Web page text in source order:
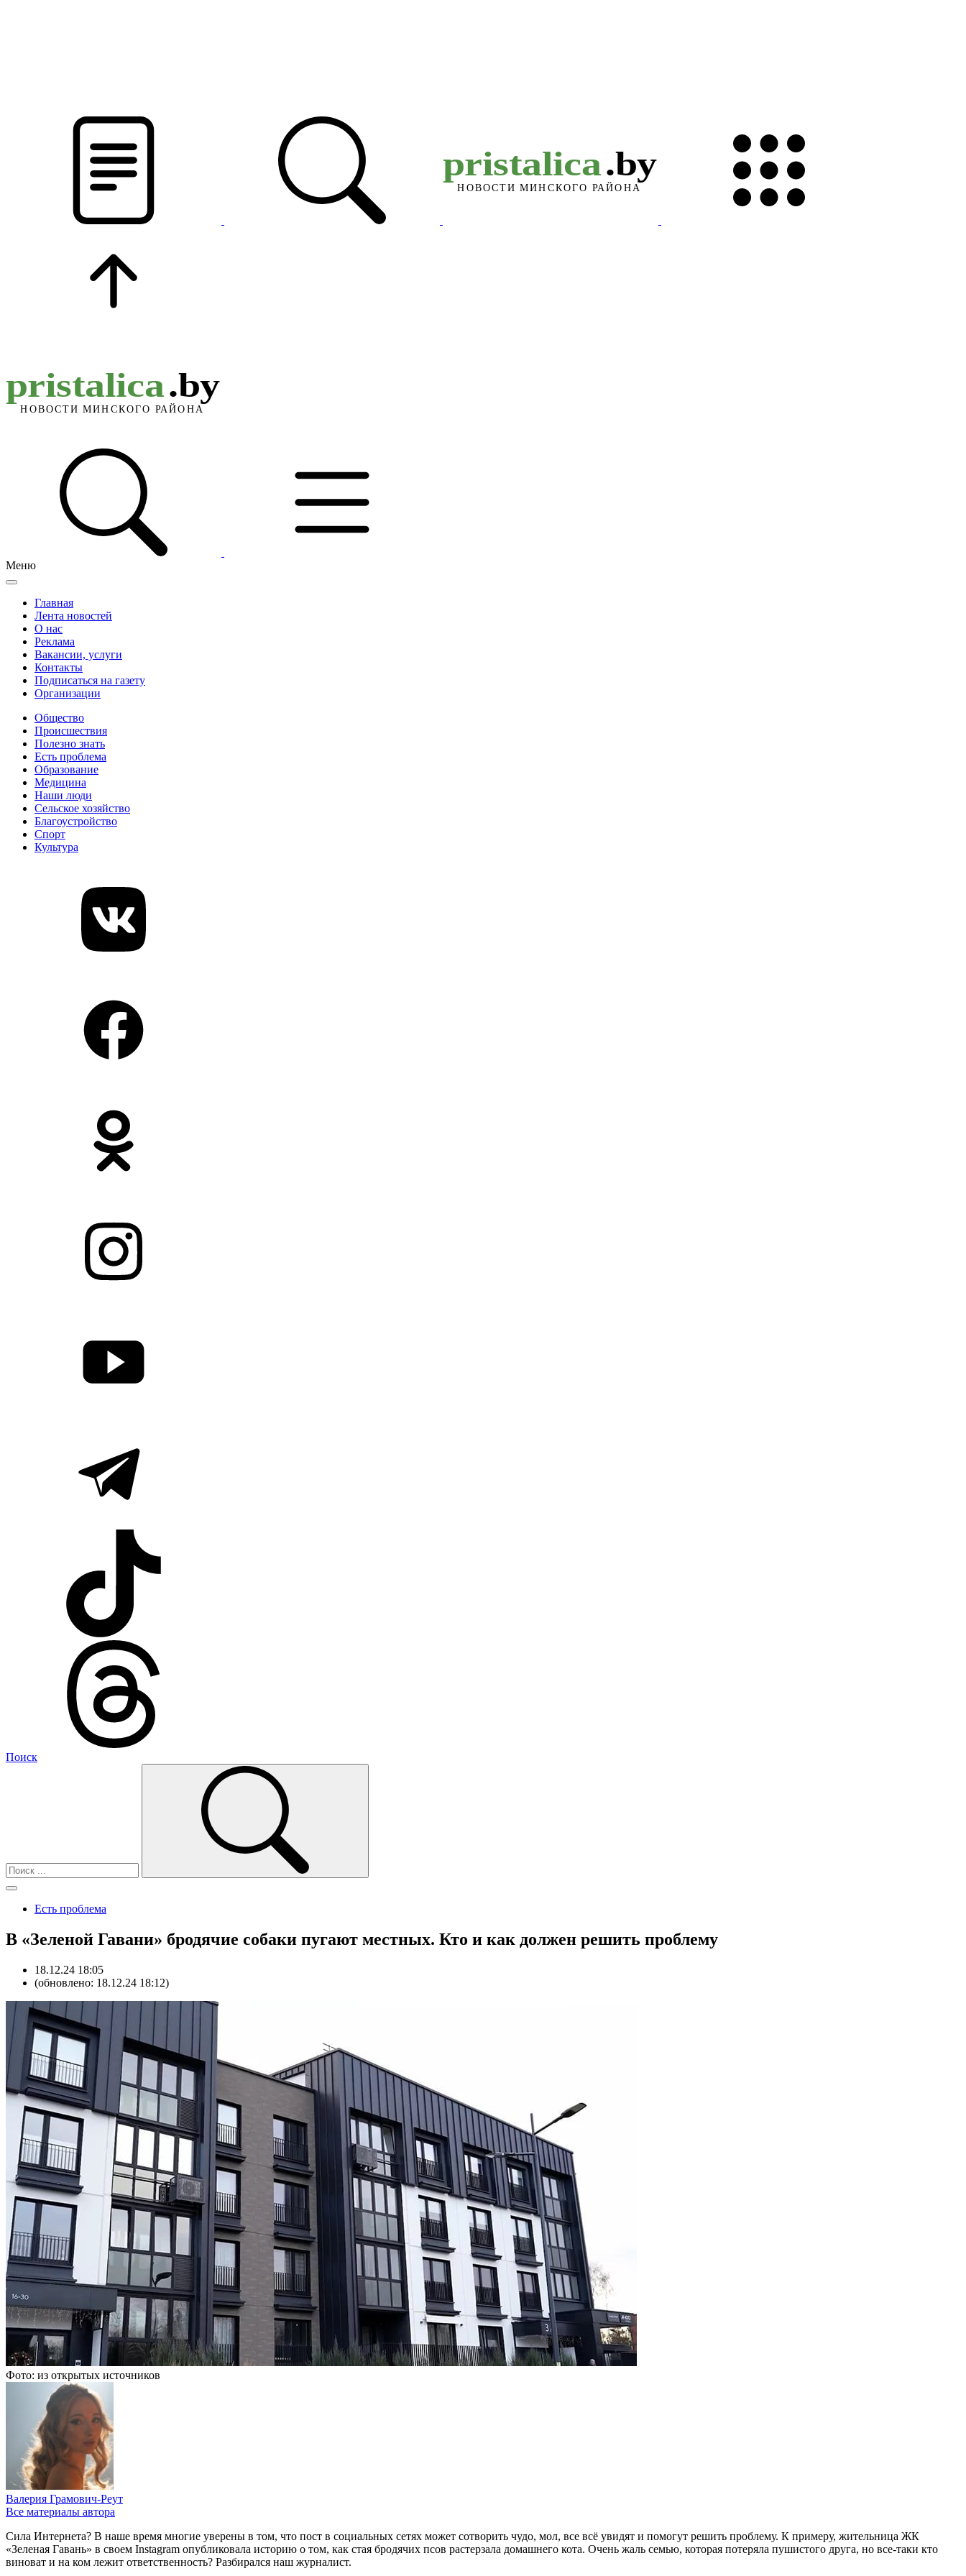
Меню
Главная
Лента новостей
О нас
Реклама
Вакансии, услуги
Контакты
Подписаться на газету
Организации
Общество
Происшествия
Полезно знать
Есть проблема
Образование
Медицина
Наши люди
Сельское хозяйство
Благоустройство
Спорт
Культура
Поиск
Есть проблема
В «Зеленой Гавани» бродячие собаки пугают местных. Кто и как должен решить проблему
18.12.24 18:05
(обновлено: 18.12.24 18:12)
Фото: из открытых источников
Валерия Грамович-Реут
Все материалы автора
Сила Интернета? В наше время многие уверены в том, что пост в социальных сетях может сотворить чудо, мол, все всё увидят и помогут решить проблему. К примеру, жительница ЖК
«Зеленая Гавань» в своем Instagram опубликовала историю о том, как стая бродячих псов растерзала домашнего кота. Очень жаль семью, которая потеряла пушистого друга, но все-таки кто
виноват и на ком лежит ответственность? Разбирался наш журналист.